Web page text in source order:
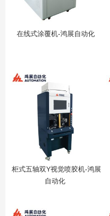
在线式涂覆机-鸿展自动化
柜式五轴双Y视觉喷胶机-鸿展
自动化